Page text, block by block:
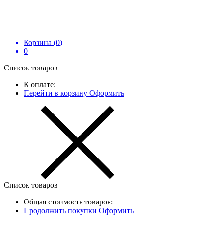
Корзина (0)
0
Список товаров
К оплате:
Перейти в корзину Оформить
Список товаров
Общая стоимость товаров:
Продолжить покупки Оформить